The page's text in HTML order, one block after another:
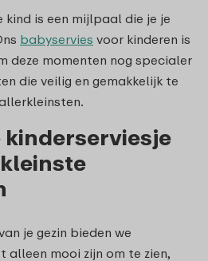
kind is een mijlpaal die je je
babyservies voor kinderen is
deze momenten nog specialer
die veilig en gemakkelijk te
je gezin bieden we
alleen mooi zijn om te zien,